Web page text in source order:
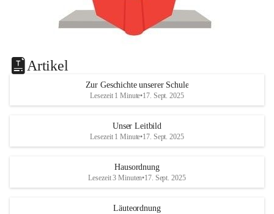
Artikel
Zur Geschichte unserer Schule
Lesezeit 1 Minute•17. Sept. 2025
Unser Leitbild
Lesezeit 1 Minute•17. Sept. 2025
Hausordnung
Lesezeit 3 Minuten•17. Sept. 2025
Läuteordnung